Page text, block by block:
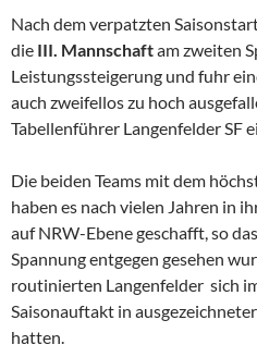
Nach dem verpatzten
die III. Mannschaftam zweiten
Leistungssteigerung und fuhr
auch zweifellos zu hoch
Tabellenführer Langenfelder SF
Die beiden Teams mit dem
haben es nach vielen Jahren in
auf NRW-Ebene geschafft, so
Spannung entgegen gesehen
routinierten Langenfelder sich
Saisonauftakt in
hatten.